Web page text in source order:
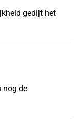
gedijt het
nog de